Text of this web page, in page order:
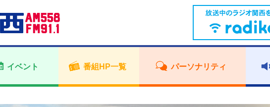
イベント 番組HP一覧 パーソナリティ